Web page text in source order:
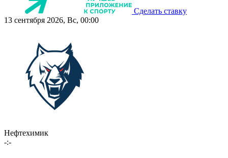
Сделать ставку
13 сентября 2026, Вс, 00:00
Нефтехимик
-:-